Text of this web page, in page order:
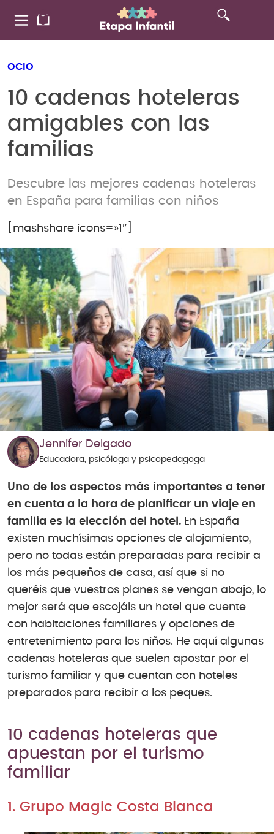
OCIO
10 cadenas hoteleras
amigables con las
familias
Descubre las mejores cadenas hoteleras
en España para familias con niños
[mashshare icons=»1″]
Jennifer Delgado
Educadora, psicóloga y psicopedagoga
Uno de los aspectos más importantes a tener
en cuenta a la hora de planificar un viaje en
familia es la elección del hotel. En España
existen muchísimas opciones de alojamiento,
pero no todas están preparadas para recibir a
los más pequeños de casa, así que si no
queréis que vuestros planes se vengan abajo, lo
mejor será que escojáis un hotel que cuente
con habitaciones familiares y opciones de
entretenimiento para los niños. He aquí algunas
cadenas hoteleras que suelen apostar por el
turismo familiar y que cuentan con hoteles
preparados para recibir a los peques.
10 cadenas hoteleras que
apuestan por el turismo
familiar
1. Grupo Magic Costa Blanca